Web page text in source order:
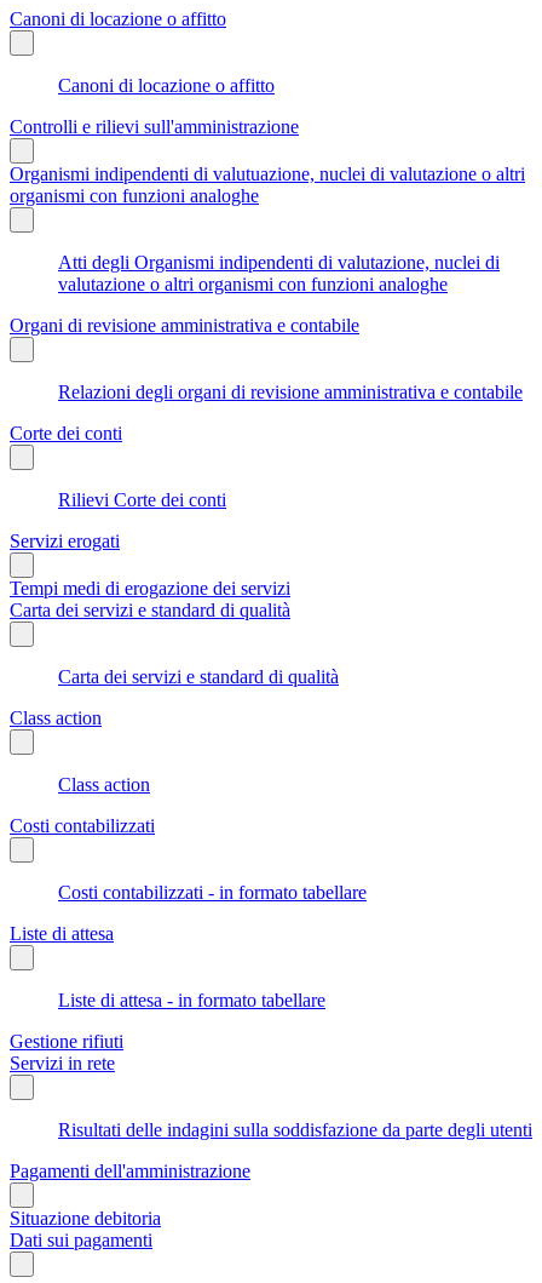
Canoni di locazione o affitto
Canoni di locazione o affitto
Controlli e rilievi sull'amministrazione
Organismi indipendenti di valutuazione, nuclei di valutazione o altri
organismi con funzioni analoghe
Atti degli Organismi indipendenti di valutazione, nuclei di
valutazione o altri organismi con funzioni analoghe
Organi di revisione amministrativa e contabile
Relazioni degli organi di revisione amministrativa e contabile
Corte dei conti
Rilievi Corte dei conti
Servizi erogati
Tempi medi di erogazione dei servizi
Carta dei servizi e standard di qualità
Carta dei servizi e standard di qualità
Class action
Class action
Costi contabilizzati
Costi contabilizzati - in formato tabellare
Liste di attesa
Liste di attesa - in formato tabellare
Gestione rifiuti
Servizi in rete
Risultati delle indagini sulla soddisfazione da parte degli utenti
Pagamenti dell'amministrazione
Situazione debitoria
Dati sui pagamenti